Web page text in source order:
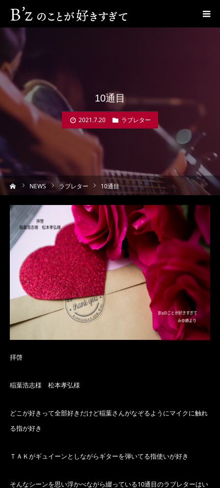
10通目
2021.7.20 ラブレター
NEWS ラブレター 10通目
拝啓
稲葉浩志様 松本孝弘様
どこが好きって全部好きだけど稲葉さんがなぞるようにマイクに触れ
る指が好き
ＴＡＫがギュイーンとしながらギターを弾いてる指使いが好き
そんなシーンを思い浮かべながら綴っている10通目のラブレターはい